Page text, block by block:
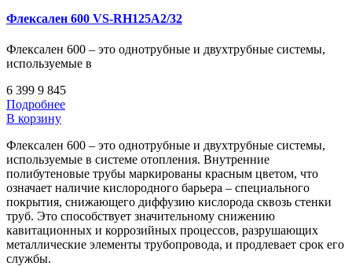
Флексален 600 VS-RH125A2/32
Флексален 600 – это однотрубные и двухтрубные системы,
используемые в
6 399 9 845
Подробнее
В корзину
Флексален 600 – это однотрубные и двухтрубные системы,
используемые в системе отопления. Внутренние
полибутеновые трубы маркированы красным цветом, что
означает наличие кислородного барьера – специального
покрытия, снижающего диффузию кислорода сквозь стенки
труб. Это способствует значительному снижению
кавитационных и коррозийных процессов, разрушающих
металлические элементы трубопровода, и продлевает срок его
службы.